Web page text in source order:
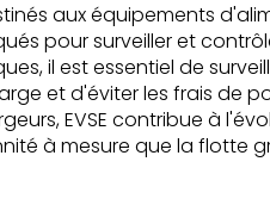
aux équipements
pour surveiller et
il est essentiel de
et d'éviter les frais de
EVSE contribue à
à mesure que la flotte